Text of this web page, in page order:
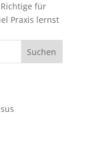
für
Praxis lernst
Suchen